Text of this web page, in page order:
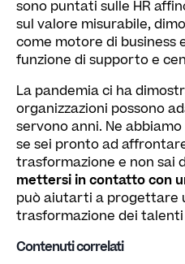
sono puntati sulle HR
sul valore misurabile,
come motore di business
funzione di supporto e
La pandemia ci ha
organizzazioni possono
servono anni. Ne
se sei pronto ad
trasformazione e non sai
mettersi in contatto con
può aiutarti a progettare
trasformazione dei
Contenuti correlati